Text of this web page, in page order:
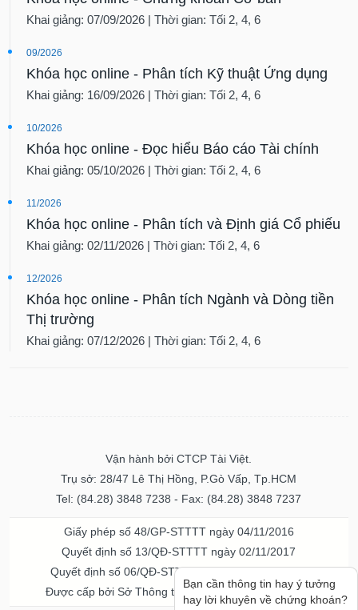
Khai giảng: 07/09/2026 | Thời gian: Tối 2, 4, 6
09/2026
Khóa học online - Phân tích Kỹ thuật Ứng dụng
Khai giảng: 16/09/2026 | Thời gian: Tối 2, 4, 6
10/2026
Khóa học online - Đọc hiểu Báo cáo Tài chính
Khai giảng: 05/10/2026 | Thời gian: Tối 2, 4, 6
11/2026
Khóa học online - Phân tích và Định giá Cổ phiếu
Khai giảng: 02/11/2026 | Thời gian: Tối 2, 4, 6
12/2026
Khóa học online - Phân tích Ngành và Dòng tiền
Thị trường
Khai giảng: 07/12/2026 | Thời gian: Tối 2, 4, 6
Vận hành bởi CTCP Tài Việt.
Trụ sở: 28/47 Lê Thị Hồng, P.Gò Vấp, Tp.HCM
Tel: (84.28) 3848 7238 - Fax: (84.28) 3848 7237
Giấy phép số 48/GP-STTTT ngày 04/11/2016
Quyết định số 13/QĐ-STTTT ngày 02/11/2017
Quyết định số 06/QĐ-STTTT-ICP ngày 20/07/2023
Được cấp bởi Sở Thông tin và Truyền thông TPHCM
Bạn cần thông tin hay ý tưởng
hay lời khuyên về chứng khoán?